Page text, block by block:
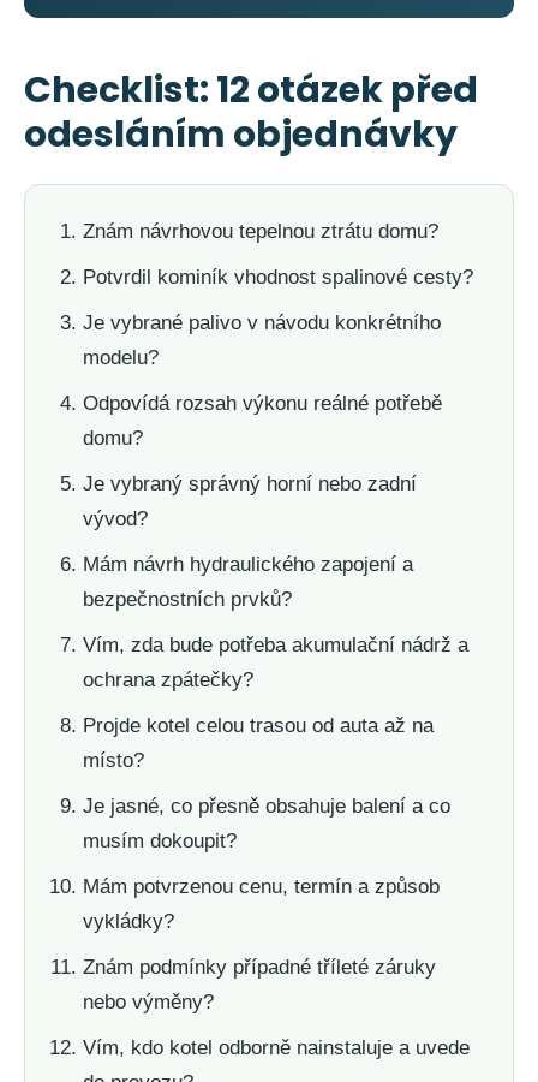
Checklist: 12 otázek před
odesláním objednávky
Znám návrhovou tepelnou ztrátu domu?
Potvrdil kominík vhodnost spalinové cesty?
Je vybrané palivo v návodu konkrétního
modelu?
Odpovídá rozsah výkonu reálné potřebě
domu?
Je vybraný správný horní nebo zadní
vývod?
Mám návrh hydraulického zapojení a
bezpečnostních prvků?
Vím, zda bude potřeba akumulační nádrž a
ochrana zpátečky?
Projde kotel celou trasou od auta až na
místo?
Je jasné, co přesně obsahuje balení a co
musím dokoupit?
Mám potvrzenou cenu, termín a způsob
vykládky?
Znám podmínky případné tříleté záruky
nebo výměny?
Vím, kdo kotel odborně nainstaluje a uvede